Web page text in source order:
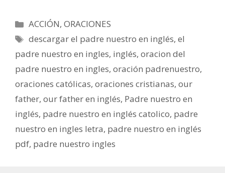
Categorías
ACCIÓN,ORACIONES
Etiquetas
descargar el padre nuestro en inglés,el
padre nuestro en ingles, inglés, oracion del
padre nuestro en ingles, oración padrenuestro,
oraciones católicas, oraciones cristianas, our
father, our father en inglés, Padre nuestro en
inglés, padre nuestro en inglés catolico, padre
nuestro en ingles letra, padre nuestro en inglés
pdf, padre nuestro ingles